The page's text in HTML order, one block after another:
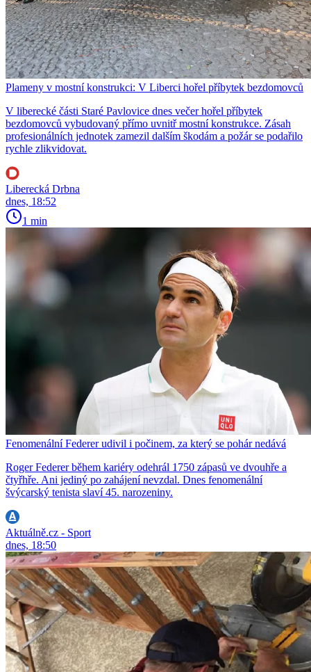
Plameny v mostní konstrukci: V Liberci hořel příbytek bezdomovců
V liberecké části Staré Pavlovice dnes večer hořel příbytek
bezdomovců vybudovaný přímo uvnitř mostní konstrukce. Zásah
profesionálních jednotek zamezil dalším škodám a požár se podařilo
rychle zlikvidovat.
Liberecká Drbna
dnes, 18:52
1 min
Fenomenální Federer udivil i počinem, za který se pohár nedává
Roger Federer během kariéry odehrál 1750 zápasů ve dvouhře a
čtyřhře. Ani jediný po zahájení nevzdal. Dnes fenomenální
švýcarský tenista slaví 45. narozeniny.
Aktuálně.cz - Sport
dnes, 18:50